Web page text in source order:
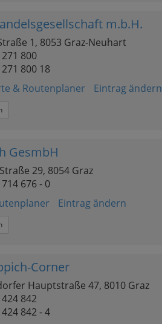
m.b.H.
1, 8053 Graz-Neuhart
800
800 18
& Routenplaner Eintrag ändern
GesmbH
29, 8054 Graz
676 - 0
Eintrag ändern
Corner
Hauptstraße 47, 8010 Graz
842
842 - 4